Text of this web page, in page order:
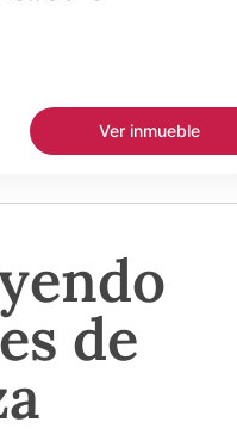
Ver inmueble
de